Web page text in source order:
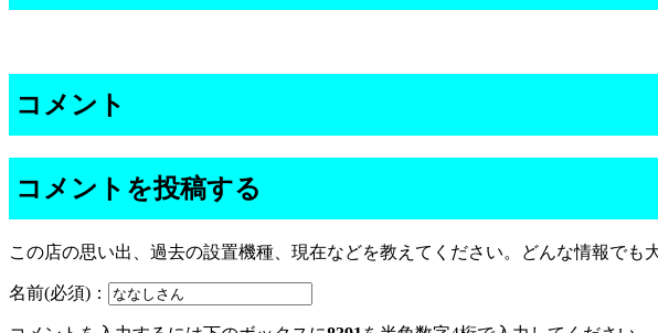
コメント
コメントを投稿する
この店の思い出、過去の設置機種、現在などを教えてください。どんな情報でも
名前(必須)：